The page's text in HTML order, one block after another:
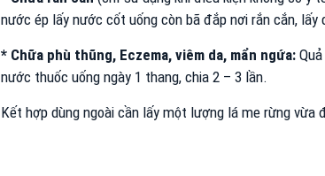
nước ép lấy nước cốt uống còn bã đắp nơi rắn cắn, lấy
* Chữa phù thũng, Eczema, viêm da, mẩn ngứa:
nước thuốc uống ngày 1 thang, chia 2 – 3 lần.
Kết hợp dùng ngoài cần lấy một lượng lá me rừng vừa